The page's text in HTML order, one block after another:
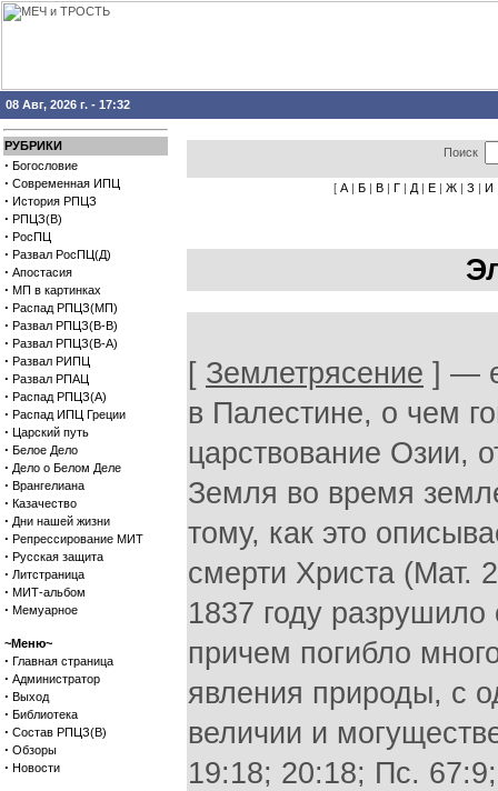
08 Авг, 2026 г. - 17:32
РУБРИКИ
· Богословие
· Современная ИПЦ
· История РПЦЗ
· РПЦЗ(В)
· РосПЦ
· Развал РосПЦ(Д)
· Апостасия
· МП в картинках
· Распад РПЦЗ(МП)
· Развал РПЦЗ(В-В)
· Развал РПЦЗ(В-А)
· Развал РИПЦ
· Развал РПАЦ
· Распад РПЦЗ(А)
· Распад ИПЦ Греции
· Царский путь
· Белое Дело
· Дело о Белом Деле
· Врангелиана
· Казачество
· Дни нашей жизни
· Репрессирование МИТ
· Русская защита
· Литстраница
· МИТ-альбом
· Мемуарное
~Меню~
· Главная страница
· Администратор
· Выход
· Библиотека
· Состав РПЦЗ(В)
· Обзоры
· Новости
Поиск
[ А | Б | В | Г | Д | Е | Ж | З | И
[ Землетрясение ] —
в Палестине, о чем
царствование Озии,
Земля во время
тому, как это
смерти Христа (Мат.
1837 году
причем погибло
явления природы, с
величии и
19:18; 20:18; Пс.